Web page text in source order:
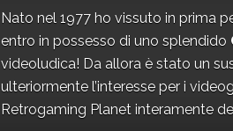
Nato nel 1977 ho vissuto in prima
entro in possesso di uno splendido
videoludica! Da allora è stato un
ulteriormente l’interesse per i
Retrogaming Planet interamente